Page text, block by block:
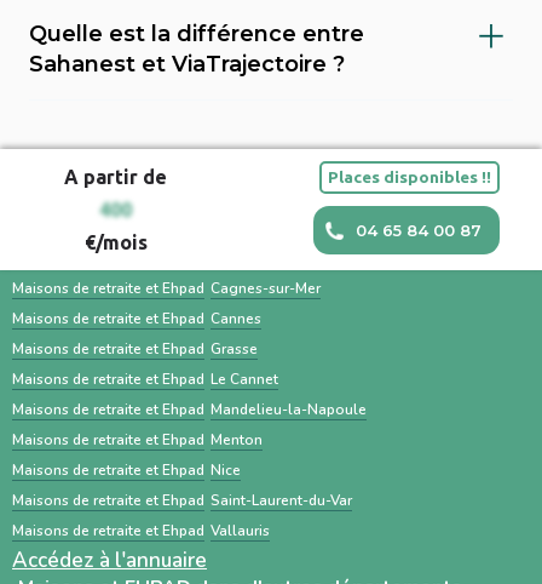
aides financières pour l’entrée en maison de
retraite.
personne concernée. Visiter plusieurs
établissements, préparer les documents
facilitent une transition en douceur.
utiliser d’autres plateformes comme
Sahanest ou contacter directement les
utilisé par les hôpitaux et les médecins pour
orienter un patient. Une recherche en
parallèle avec des services comme Sahanest
permet souvent un gain de temps et un
meilleur accompagnement.
Quelle est la différence entre
Sahanest et ViaTrajectoire ?
pour simplifier la recherche de solutions
d’hébergement pour personnes âgées, avec
un accompagnement humain, des outils
personnalisés et des services
complémentaires. À l’inverse, ViaTrajectoire
est un service public gratuit, destiné
principalement aux professionnels de santé,
centré sur les demandes d’admission en
établissements médico-sociaux via un dossier
standardisé.
A partir de
400
€/mois
Places disponibles !!
04 65 84 00 87
Maisons et EHPAD dans les villes à proximité
Maisons de retraite et Ehpad
Maisons de retraite et Ehpad Cagnes-sur-Mer
Maisons de retraite et Ehpad Cannes
Maisons de retraite et Ehpad Grasse
Maisons de retraite et Ehpad Le Cannet
Maisons de retraite et Ehpad Mandelieu-la-Napoule
Maisons de retraite et Ehpad Menton
Maisons de retraite et Ehpad Nice
Maisons de retraite et Ehpad Saint-Laurent-du-Var
Maisons de retraite et Ehpad Vallauris
Accédez à l'annuaire